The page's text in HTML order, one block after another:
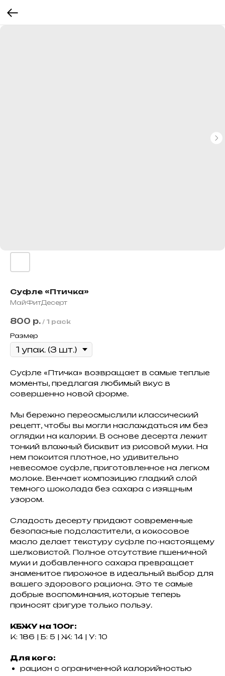
Суфле «Птичка»
МайФитДесерт
800 р. / 1 pack
Размер
Суфле «Птичка» возвращает в самые теплые
моменты, предлагая любимый вкус в
совершенно новой форме.
Мы бережно переосмыслили классический
рецепт, чтобы вы могли наслаждаться им без
оглядки на калории. В основе десерта лежит
тонкий влажный бисквит из рисовой муки. На
нем покоится плотное, но удивительно
невесомое суфле, приготовленное на легком
молоке. Венчает композицию гладкий слой
темного шоколада без сахара с изящным
узором.
Сладость десерту придают современные
безопасные подсластители, а кокосовое
масло делает текстуру суфле по-настоящему
шелковистой. Полное отсутствие пшеничной
муки и добавленного сахара превращает
знаменитое пирожное в идеальный выбор для
вашего здорового рациона. Это те самые
добрые воспоминания, которые теперь
приносят фигуре только пользу.
КБЖУ на 100г:
К: 186 | Б: 5 | Ж: 14 | У: 10
Для кого:
рацион с ограниченной калорийностью